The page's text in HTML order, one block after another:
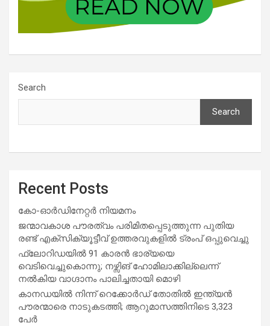
Search
Search
Recent Posts
കോ-ഓർഡിനേറ്റർ നിയമനം
ജന്മാവകാശ പൗരത്വം പരിമിതപ്പെടുത്തുന്ന പുതിയ
രണ്ട് എക്സിക്യൂട്ടീവ് ഉത്തരവുകളിൽ ട്രംപ് ഒപ്പുവെച്ചു
ഫ്ലോറിഡയിൽ 91 കാരൻ ഭാര്യയെ
വെടിവെച്ചുകൊന്നു; നഴ്സിങ് ഹോമിലാക്കില്ലെന്ന്
നൽകിയ വാഗ്ദാനം പാലിച്ചതായി മൊഴി
കാനഡയിൽ നിന്ന് റെക്കോർഡ് തോതിൽ ഇന്ത്യൻ
പൗരന്മാരെ നാടുകടത്തി; ആറുമാസത്തിനിടെ 3,323
പേർ